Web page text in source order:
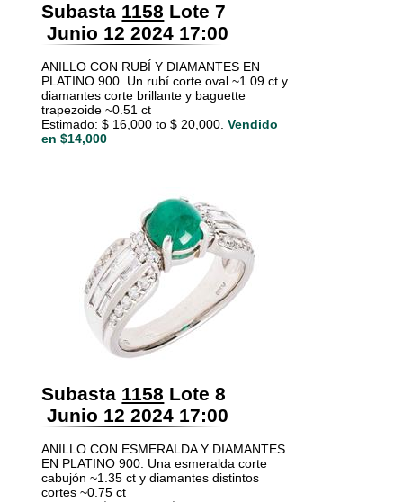
Subasta 1158 Lote 7
Junio 12 2024 17:00
ANILLO CON RUBÍ Y DIAMANTES EN
PLATINO 900. Un rubí corte oval ~1.09 ct y
diamantes corte brillante y baguette
trapezoide ~0.51 ct
Estimado: $ 16,000 to $ 20,000. Vendido
en $14,000
Subasta 1158 Lote 8
Junio 12 2024 17:00
ANILLO CON ESMERALDA Y DIAMANTES
EN PLATINO 900. Una esmeralda corte
cabujón ~1.35 ct y diamantes distintos
cortes ~0.75 ct